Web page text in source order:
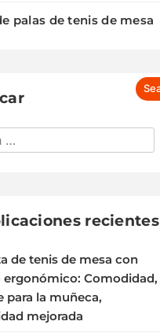
palas de tenis de mesa
recientes
de tenis de mesa con
ergonómico: Comodidad,
para la muñeca,
mejorada